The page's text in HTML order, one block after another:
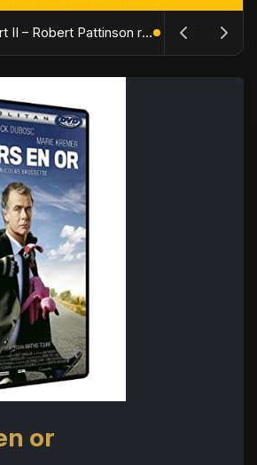
The Batman : Part II – Robert Pattinson replonge dans les ténèbres de Gotham dès octobre 2027
or